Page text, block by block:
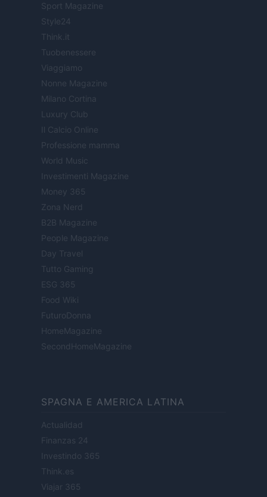
Sport Magazine
Style24
Think.it
Tuobenessere
Viaggiamo
Nonne Magazine
Milano Cortina
Luxury Club
Il Calcio Online
Professione mamma
World Music
Investimenti Magazine
Money 365
Zona Nerd
B2B Magazine
People Magazine
Day Travel
Tutto Gaming
ESG 365
Food Wiki
FuturoDonna
HomeMagazine
SecondHomeMagazine
SPAGNA E AMERICA LATINA
Actualidad
Finanzas 24
Investindo 365
Think.es
Viajar 365